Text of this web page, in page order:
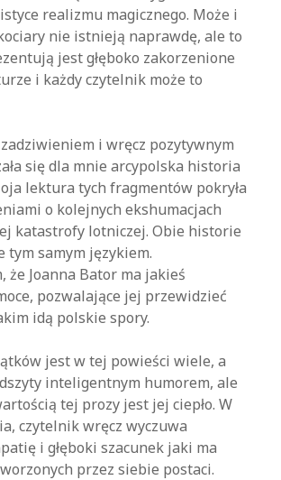
realizmu magicznego. Może i
nie istnieją naprawdę, ale to
jest głęboko zakorzenione
i każdy czytelnik może to
i wręcz pozytywnym
się dla mnie arcypolska historia
lektura tych fragmentów pokryła
o kolejnych ekshumacjach
katastrofy lotniczej. Obie historie
tym samym językiem.
że Joanna Bator ma jakieś
pozwalające jej przewidzieć
idą polskie spory.
jest w tej powieści wiele, a
inteligentnym humorem, ale
tej prozy jest jej ciepło. W
czytelnik wręcz wyczuwa
i głęboki szacunek jaki ma
przez siebie postaci.